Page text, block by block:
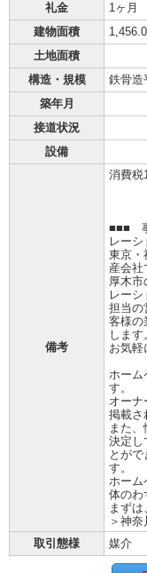
礼金
1ヶ月
建物面積
土地面積
構造・規模
鉄骨造
築年月
接道状況
設備
備考
消費税
■■■ 事
レー
東京・
産会社
厚木市
レーシ
担当の
客様の
します
お気軽
ホーム
す。
オーナ
掲載さ
また
決定し
とが
す。
ホーム
体のわ
まず
＞神奈
取引態様
媒介